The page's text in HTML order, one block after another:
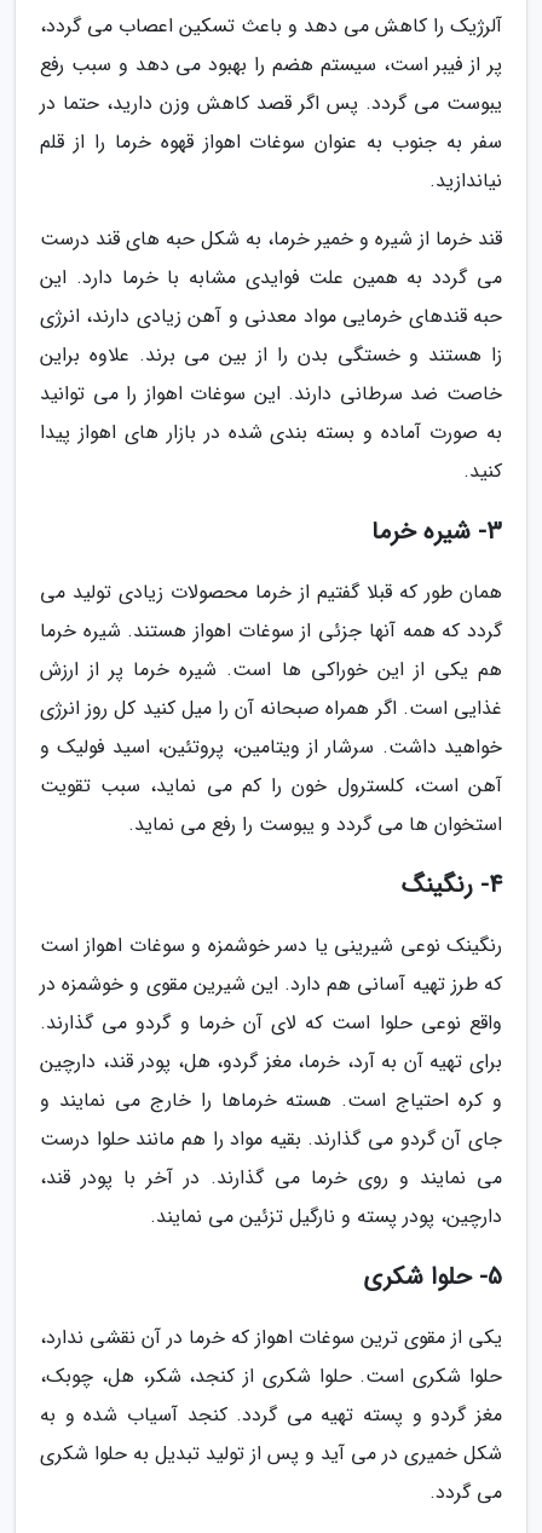
آلرژیک را کاهش می دهد و باعث تسکین اعصاب می گردد،
پر از فیبر است، سیستم هضم را بهبود می دهد و سبب رفع
یبوست می گردد. پس اگر قصد کاهش وزن دارید، حتما در
سفر به جنوب به عنوان سوغات اهواز قهوه خرما را از قلم
نیاندازید.
قند خرما از شیره و خمیر خرما، به شکل حبه های قند درست
می گردد به همین علت فوایدی مشابه با خرما دارد. این
حبه قندهای خرمایی مواد معدنی و آهن زیادی دارند، انرژی
زا هستند و خستگی بدن را از بین می برند. علاوه براین
خاصت ضد سرطانی دارند. این سوغات اهواز را می توانید
به صورت آماده و بسته بندی شده در بازار های اهواز پیدا
کنید.
3- شیره خرما
همان طور که قبلا گفتیم از خرما محصولات زیادی تولید می
گردد که همه آنها جزئی از سوغات اهواز هستند. شیره خرما
هم یکی از این خوراکی ها است. شیره خرما پر از ارزش
غذایی است. اگر همراه صبحانه آن را میل کنید کل روز انرژی
خواهید داشت. سرشار از ویتامین، پروتئین، اسید فولیک و
آهن است، کلسترول خون را کم می نماید، سبب تقویت
استخوان ها می گردد و یبوست را رفع می نماید.
4- رنگینگ
رنگینک نوعی شیرینی یا دسر خوشمزه و سوغات اهواز است
که طرز تهیه آسانی هم دارد. این شیرین مقوی و خوشمزه در
واقع نوعی حلوا است که لای آن خرما و گردو می گذارند.
برای تهیه آن به آرد، خرما، مغز گردو، هل، پودر قند، دارچین
و کره احتیاج است. هسته خرماها را خارج می نمایند و
جای آن گردو می گذارند. بقیه مواد را هم مانند حلوا درست
می نمایند و روی خرما می گذارند. در آخر با پودر قند،
دارچین، پودر پسته و نارگیل تزئین می نمایند.
5- حلوا شکری
یکی از مقوی ترین سوغات اهواز که خرما در آن نقشی ندارد،
حلوا شکری است. حلوا شکری از کنجد، شکر، هل، چوبک،
مغز گردو و پسته تهیه می گردد. کنجد آسیاب شده و به
شکل خمیری در می آید و پس از تولید تبدیل به حلوا شکری
می گردد.